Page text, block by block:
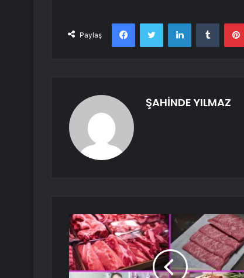
Paylaş
FacebookTwitter LinkedInTumblr
ŞAHİNDE YILMAZ